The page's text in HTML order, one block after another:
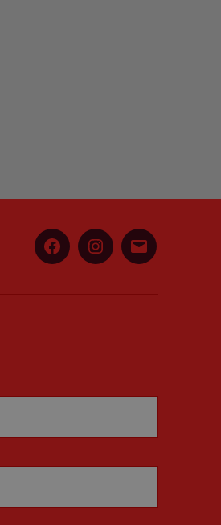
FacebookInstagram
E-